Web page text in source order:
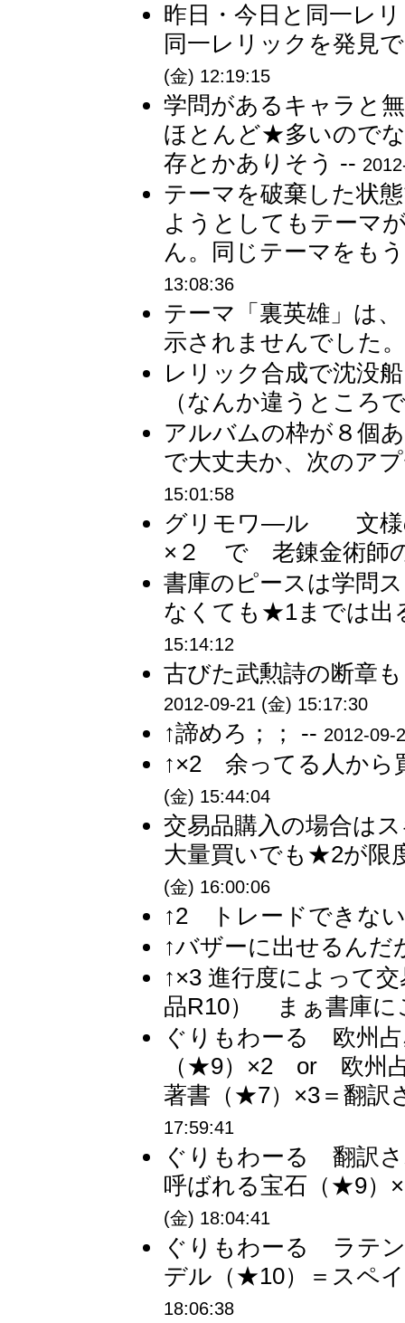
昨日・今日と同一レ
同一レリックを発見
(金) 12:19:15
学問があるキャラと
ほとんど★多いので
存とかありそう --
テーマを破棄した状
ようとしてもテーマ
ん。同じテーマをも
13:08:36
テーマ「裏英雄」は
示されませんでした
レリック合成で沈没
（なんか違うところ
アルバムの枠が８個
で大丈夫か、次のア
15:01:58
グリモワ―ル 文様
×２ で 老錬金術
書庫のピースは学問
なくても★1までは出
15:14:12
古びた武勲詩の断章
2012-09-21 (金) 15:17:30
↑諦めろ；； -- 2012-09-
↑×2 余ってる人から
(金) 15:44:04
交易品購入の場合は
大量買いでも★2が限
(金) 16:00:06
↑2 トレードできな
↑バザーに出せるんだ
↑×3 進行度によって
品R10） まぁ書庫に
ぐりもわーる 欧州
（★9）×2 or 欧州
著書（★7）×3＝翻訳
17:59:41
ぐりもわーる 翻訳
呼ばれる宝石（★9）
(金) 18:04:41
ぐりもわーる ラテ
デル（★10）＝スペ
18:06:38